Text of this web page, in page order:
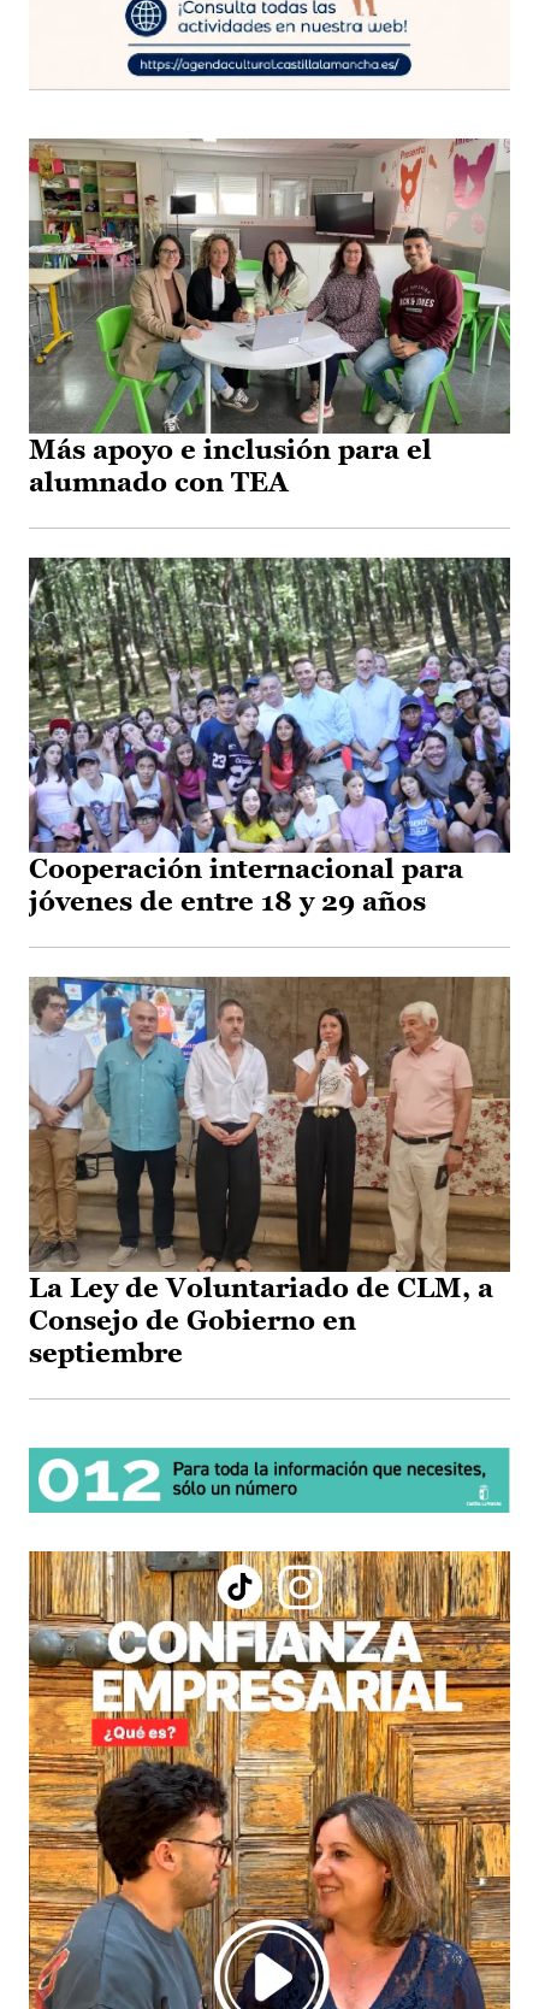
Más apoyo e inclusión para el
alumnado con TEA
Cooperación internacional para
jóvenes de entre 18 y 29 años
La Ley de Voluntariado de CLM, a
Consejo de Gobierno en
septiembre